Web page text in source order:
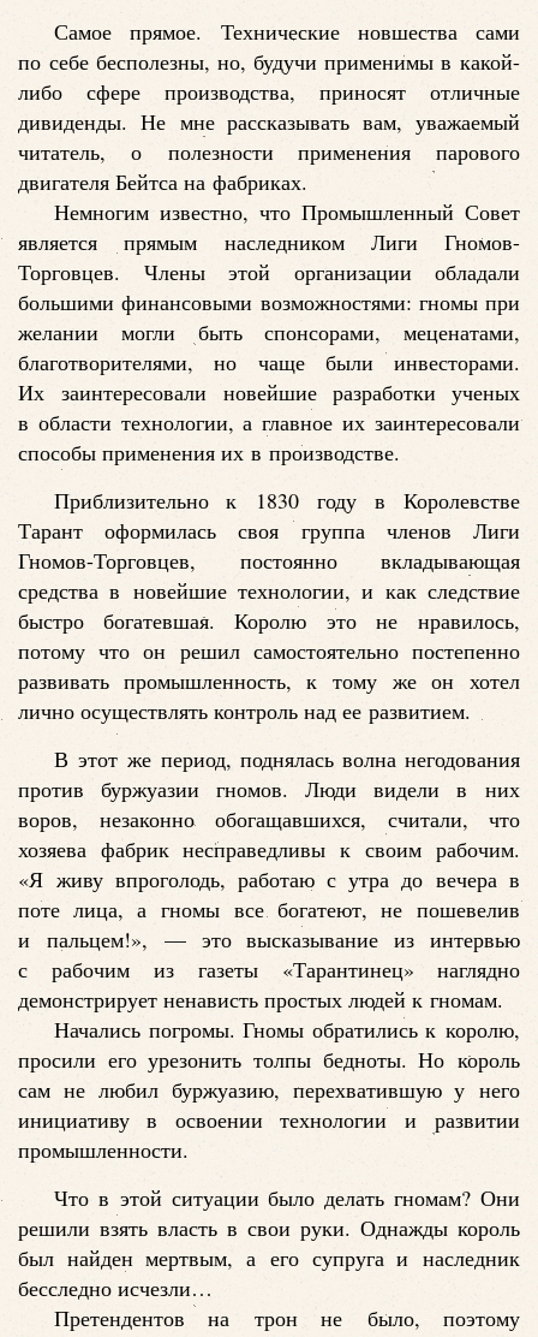
Самое прямое. Технические новшества сами
по себе бесполезны, но, будучи применимы в какой-
либо сфере производства, приносят отличные
дивиденды. Не мне рассказывать вам, уважаемый
читатель, о полезности применения парового
двигателя Бейтса на фабриках.
Немногим известно, что Промышленный Совет
является прямым наследником Лиги Гномов-
Торговцев. Члены этой организации обладали
большими финансовыми возможностями: гномы при
желании могли быть спонсорами, меценатами,
благотворителями, но чаще были инвесторами.
Их заинтересовали новейшие разработки ученых
в области технологии, а главное их заинтересовали
способы применения их в производстве.
Приблизительно к 1830 году в Королевстве
Тарант оформилась своя группа членов Лиги
Гномов-Торговцев, постоянно вкладывающая
средства в новейшие технологии, и как следствие
быстро богатевшая. Королю это не нравилось,
потому что он решил самостоятельно постепенно
развивать промышленность, к тому же он хотел
лично осуществлять контроль над ее развитием.
В этот же период, поднялась волна негодования
против буржуазии гномов. Люди видели в них
воров, незаконно обогащавшихся, считали, что
хозяева фабрик несправедливы к своим рабочим.
«Я живу впроголодь, работаю с утра до вечера в
поте лица, а гномы все богатеют, не пошевелив
и пальцем!», — это высказывание из интервью
с рабочим из газеты «Тарантинец» наглядно
демонстрирует ненависть простых людей к гномам.
Начались погромы. Гномы обратились к королю,
просили его урезонить толпы бедноты. Но король
сам не любил буржуазию, перехватившую у него
инициативу в освоении технологии и развитии
промышленности.
Что в этой ситуации было делать гномам? Они
решили взять власть в свои руки. Однажды король
был найден мертвым, а его супруга и наследник
бесследно исчезли…
Претендентов на трон не было, поэтому